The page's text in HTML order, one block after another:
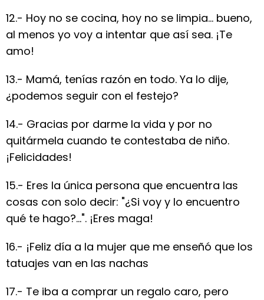
12.- Hoy no se cocina, hoy no se limpia... bueno,
al menos yo voy a intentar que así sea. ¡Te
amo!
13.- Mamá, tenías razón en todo. Ya lo dije,
¿podemos seguir con el festejo?
14.- Gracias por darme la vida y por no
quitármela cuando te contestaba de niño.
¡Felicidades!
15.- Eres la única persona que encuentra las
cosas con solo decir: "¿Si voy y lo encuentro
qué te hago?...". ¡Eres maga!
16.- ¡Feliz día a la mujer que me enseñó que los
tatuajes van en las nachas
17.- Te iba a comprar un regalo caro, pero